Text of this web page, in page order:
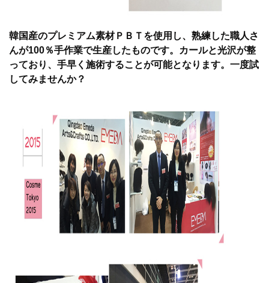
韓国産のプレミアム素材ＰＢＴを使用し、熟練した職人さ
んが100％手作業で生産したものです。カールと光沢が整
っており、手早く施術することが可能となります。一度試
してみませんか？